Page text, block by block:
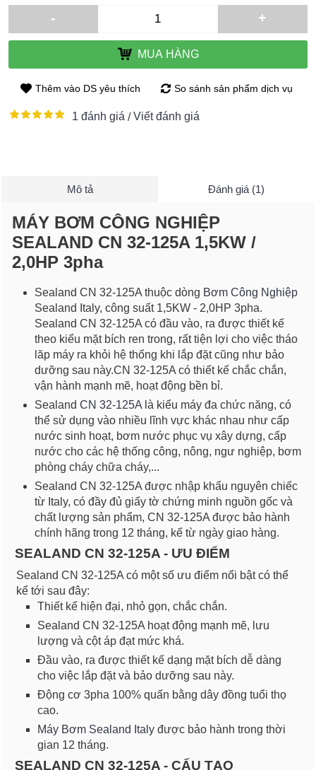
- +
MUA HÀNG
Thêm vào DS yêu thích So sánh sản phẩm dịch vụ
1 đánh giá /Viết đánh giá
Mô tả Đánh giá (1)
MÁY BƠM CÔNG NGHIỆP
SEALAND CN 32-125A 1,5KW /
2,0HP 3pha
Sealand CN 32-125A thuộc dòng Bơm Công Nghiệp
Sealand Italy, công suất 1,5KW - 2,0HP 3pha.
Sealand CN 32-125A có đầu vào, ra được thiết kế
theo kiểu mặt bích ren trong, rất tiện lợi cho việc tháo
lăp máy ra khỏi hệ thống khi lắp đặt cũng như bảo
dưỡng sau này.CN 32-125A có thiết kế chắc chắn,
vận hành mạnh mẽ, hoạt động bền bỉ.
Sealand CN 32-125A là kiểu máy đa chức năng, có
thể sử dụng vào nhiều lĩnh vực khác nhau như cấp
nước sinh hoạt, bơm nước phục vụ xây dựng, cấp
nước cho các hệ thống công, nông, ngư nghiệp, bơm
phòng cháy chữa cháy,...
Sealand CN 32-125A được nhập khẩu nguyên chiếc
từ Italy, có đầy đủ giấy tờ chứng minh nguồn gốc và
chất lượng sản phẩm, CN 32-125A được bảo hành
chính hãng trong 12 tháng, kể từ ngày giao hàng.
SEALAND CN 32-125A - ƯU ĐIỂM
Sealand CN 32-125A có một số ưu điểm nổi bật có thể
kể tới sau đây:
Thiết kế hiện đại, nhỏ gọn, chắc chắn.
Sealand CN 32-125A hoạt động mạnh mẽ, lưu
lượng và cột áp đạt mức khá.
Đầu vào, ra được thiết kế dạng mặt bích dễ dàng
cho việc lắp đặt và bảo dưỡng sau này.
Động cơ 3pha 100% quấn bằng dây đồng tuổi thọ
cao.
Máy Bơm Sealand Italy được bảo hành trong thời
gian 12 tháng.
SEALAND CN 32-125A - CẤU TẠO